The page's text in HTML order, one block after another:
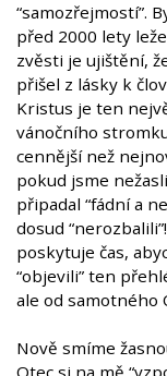
“samozřejmostí”.
před 2000 lety
zvěsti je ujištění,
přišel z lásky k
Kristus je ten
vánočního
cennější než
pokud jsme
připadal “fádní a
dosud
poskytuje čas,
“objevili” ten
ale od samotného
Nově smíme
Otec si na mě